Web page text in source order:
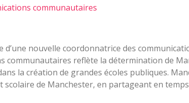
d’une nouvelle coordonnatrice des
communautaires reflète la détermination de
la création de grandes écoles publiques.
scolaire de Manchester, en partageant en